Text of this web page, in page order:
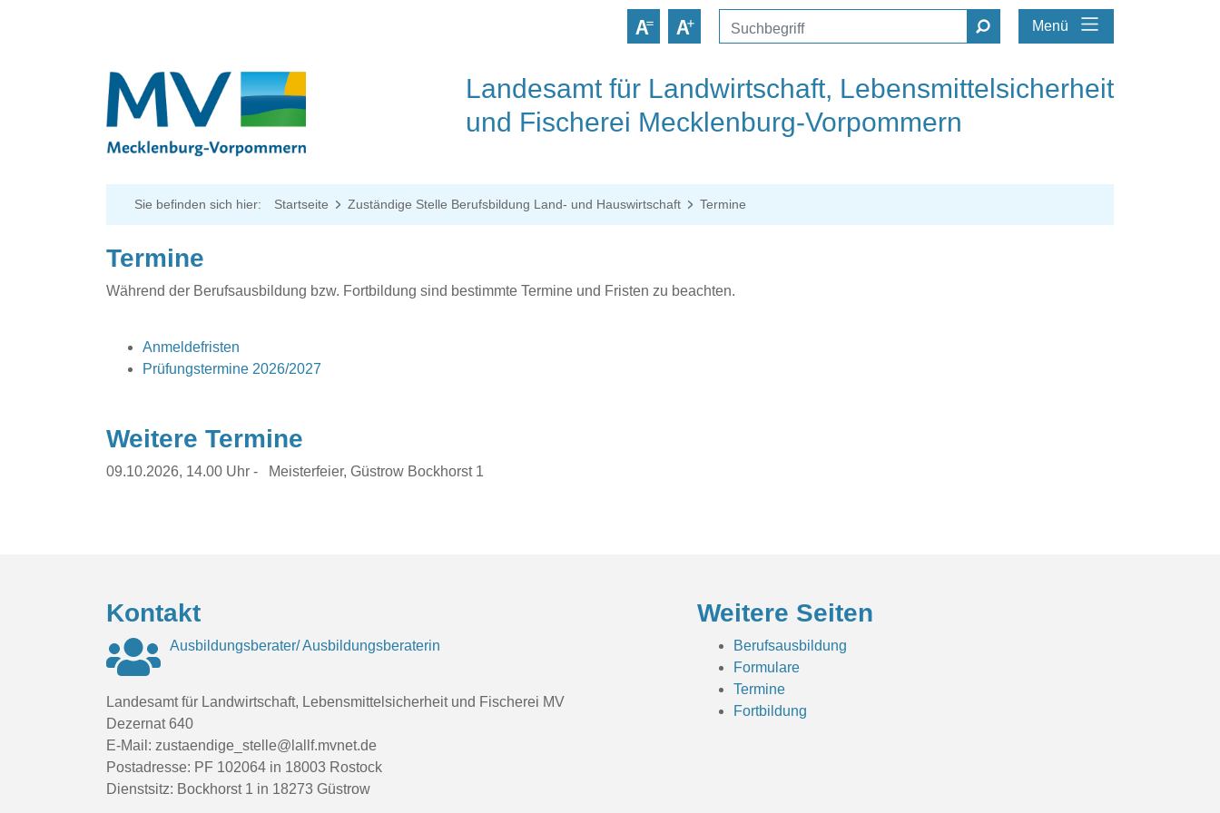
Menü
Landesamt für Landwirtschaft, Lebensmittelsicherheit
und Fischerei Mecklenburg-Vorpommern
Sie befinden sich hier: Startseite Zuständige Stelle Berufsbildung Land- und Hauswirtschaft Termine
Termine
Während der Berufsausbildung bzw. Fortbildung sind bestimmte Termine und Fristen zu beachten.
Anmeldefristen
Prüfungstermine 2026/2027
Weitere Termine
09.10.2026, 14.00 Uhr - Meisterfeier, Güstrow Bockhorst 1
Kontakt
Ausbildungsberater/ Ausbildungsberaterin
Landesamt für Landwirtschaft, Lebensmittelsicherheit und Fischerei MV
Dezernat 640
E-Mail: zustaendige_stelle@lallf.mvnet.de
Postadresse: PF 102064 in 18003 Rostock
Dienstsitz: Bockhorst 1 in 18273 Güstrow
Weitere Seiten
Berufsausbildung
Formulare
Termine
Fortbildung